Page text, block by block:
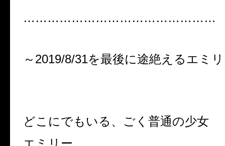
…………………………………………
～2019/8/31を最後に途絶えるエミ
どこにでもいる、ごく普通の少女